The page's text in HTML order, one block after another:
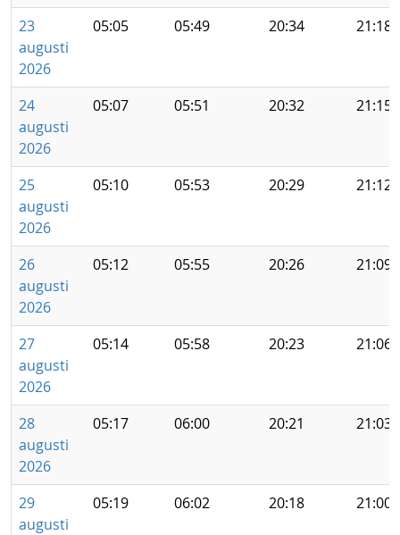
23
augusti
2026
05:05 05:49 20:34 21:18
24
augusti
2026
05:07 05:51 20:32 21:15
25
augusti
2026
05:10 05:53 20:29 21:12
26
augusti
2026
05:12 05:55 20:26 21:09
27
augusti
2026
05:14 05:58 20:23 21:06
28
augusti
2026
05:17 06:00 20:21 21:03
29
augusti
05:19 06:02 20:18 21:00